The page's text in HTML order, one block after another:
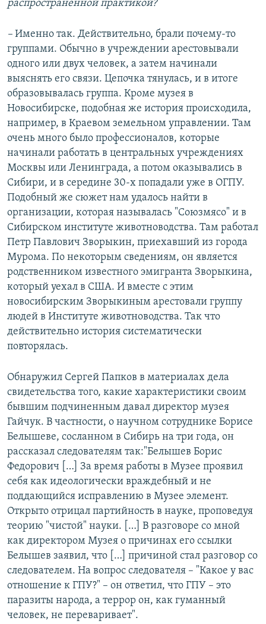
распространенной практикой?
– Именно так. Действительно, брали почему-то
группами. Обычно в учреждении арестовывали
одного или двух человек, а затем начинали
выяснять его связи. Цепочка тянулась, и в итоге
образовывалась группа. Кроме музея в
Новосибирске, подобная же история происходила,
например, в Краевом земельном управлении. Там
очень много было профессионалов, которые
начинали работать в центральных учреждениях
Москвы или Ленинграда, а потом оказывались в
Сибири, и в середине 30-х попадали уже в ОГПУ.
Подобный же сюжет нам удалось найти в
организации, которая называлась "Союзмясо" и в
Сибирском институте животноводства. Там работал
Петр Павлович Зворыкин, приехавший из города
Мурома. По некоторым сведениям, он является
родственником известного эмигранта Зворыкина,
который уехал в США. И вместе с этим
новосибирским Зворыкиным арестовали группу
людей в Институте животноводства. Так что
действительно история систематически
повторялась.
Обнаружил Сергей Папков в материалах дела
свидетельства того, какие характеристики своим
бывшим подчиненным давал директор музея
Гайчук. В частности, о научном сотруднике Борисе
Белышеве, сосланном в Сибирь на три года, он
рассказал следователям так:"Белышев Борис
Федорович […] За время работы в Музее проявил
себя как идеологически враждебный и не
поддающийся исправлению в Музее элемент.
Открыто отрицал партийность в науке, проповедуя
теорию "чистой" науки. […] В разговоре со мной
как директором Музея о причинах его ссылки
Белышев заявил, что […] причиной стал разговор со
следователем. На вопрос следователя – "Какое у вас
отношение к ГПУ?" – он ответил, что ГПУ – это
паразиты народа, а террор он, как гуманный
человек, не переваривает".